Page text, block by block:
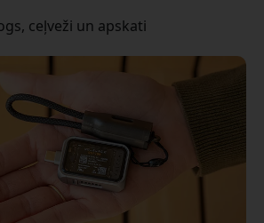
ceļveži un apskati